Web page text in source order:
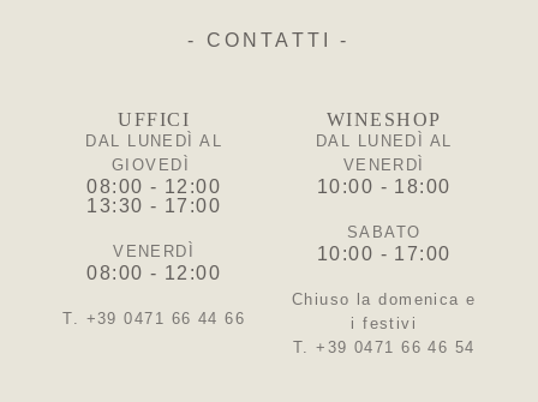
UFFICI
DAL LUNEDÌ AL
GIOVEDÌ
08:00 - 12:00
13:30 - 17:00
VENERDÌ
08:00 - 12:00
T. +39 0471 66 44 66
- CONTATTI -
WINESHOP
DAL LUNEDÌ AL
VENERDÌ
10:00 - 18:00
SABATO
10:00 - 17:00
Chiuso la domenica e
i festivi
T. +39 0471 66 46 54